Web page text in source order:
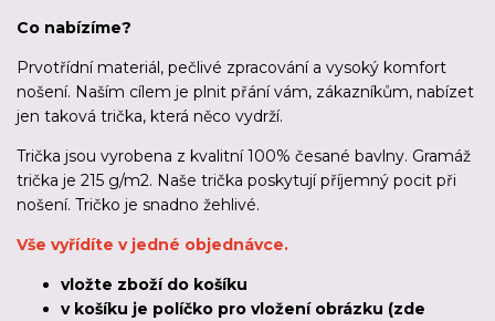
Co nabízíme?
Prvotřídní materiál, pečlivé zpracování a vysoký komfort
nošení. Naším cílem je plnit přání vám, zákazníkům, nabízet
jen taková trička, která něco vydrží.
Trička jsou vyrobena z kvalitní 100% česané bavlny. Gramáž
trička je 215 g/m2. Naše trička poskytují příjemný pocit při
nošení. Tričko je snadno žehlivé.
Vše vyřídíte v jedné objednávce.
vložte zboží do košíku
v košíku je políčko pro vložení obrázku (zde